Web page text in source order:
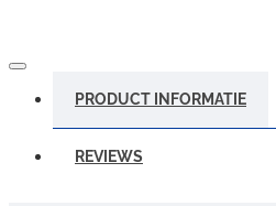
PRODUCT INFORMATIE
REVIEWS